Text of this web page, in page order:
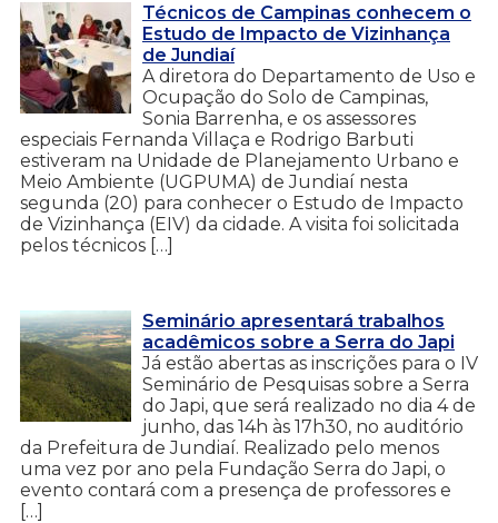
Técnicos de Campinas conhecem o
Estudo de Impacto de Vizinhança
de Jundiaí
A diretora do Departamento de Uso e
Ocupação do Solo de Campinas,
Sonia Barrenha, e os assessores
especiais Fernanda Villaça e Rodrigo Barbuti
estiveram na Unidade de Planejamento Urbano e
Meio Ambiente (UGPUMA) de Jundiaí nesta
segunda (20) para conhecer o Estudo de Impacto
de Vizinhança (EIV) da cidade. A visita foi solicitada
pelos técnicos […]
Seminário apresentará trabalhos
acadêmicos sobre a Serra do Japi
Já estão abertas as inscrições para o IV
Seminário de Pesquisas sobre a Serra
do Japi, que será realizado no dia 4 de
junho, das 14h às 17h30, no auditório
da Prefeitura de Jundiaí. Realizado pelo menos
uma vez por ano pela Fundação Serra do Japi, o
evento contará com a presença de professores e
[…]